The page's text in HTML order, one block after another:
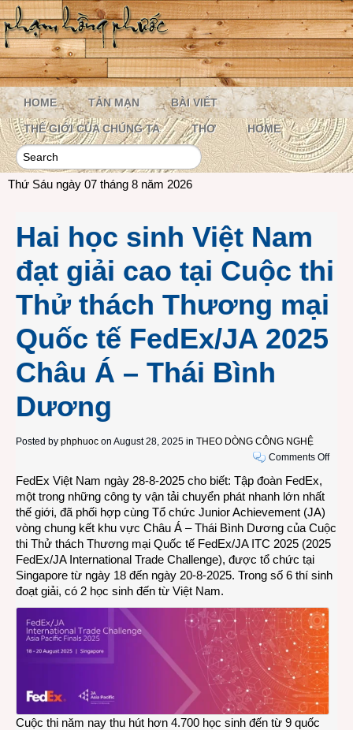
HOME TẢN MẠN BÀI VIẾT
THẾ GIỚI CỦA CHÚNG TA THƠ HOME
Thứ Sáu ngày 07 tháng 8 năm 2026
Hai học sinh Việt Nam
đạt giải cao tại Cuộc thi
Thử thách Thương mại
Quốc tế FedEx/JA 2025
Châu Á – Thái Bình
Dương
Posted by phphuoc on August 28, 2025 in THEO DÒNG CÔNG NGHỆ
Comments Offon
Nam
đạt
cao
FedEx Việt Nam ngày 28-8-2025 cho biết: Tập đoàn FedEx,
một trong những công ty vận tải chuyển phát nhanh lớn nhất
thế giới, đã phối hợp cùng Tổ chức Junior Achievement (JA)
vòng chung kết khu vực Châu Á – Thái Bình Dương của Cuộc
thi Thử thách Thương mại Quốc tế FedEx/JA ITC 2025 (2025
FedEx/JA International Trade Challenge), được tổ chức tại
Singapore từ ngày 18 đến ngày 20-8-2025. Trong số 6 thí sinh
đoạt giải, có 2 học sinh đến từ Việt Nam.
Cuộc thi năm nay thu hút hơn 4.700 học sinh đến từ 9 quốc